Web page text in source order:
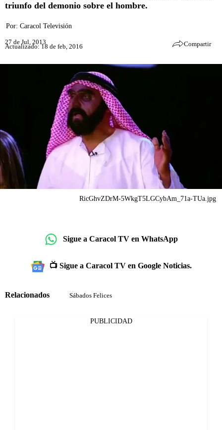
triunfo del demonio sobre el hombre.
Por: Caracol Televisión
27 de Jul, 2013
Actualizado: 18 de feb, 2016 Compartir
RicGhvZDrM-5WkgT5LGCybAm_71a-TUa.jpg
Sigue a Caracol TV en WhatsApp
📺 Sigue a Caracol TV en Google Noticias.
Relacionados Sábados Felices
PUBLICIDAD